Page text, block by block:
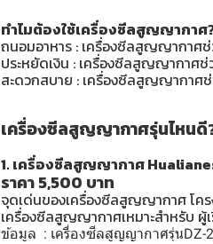
ทำไมต้องใช้เครื่องซีลสูญญากาศ
ถนอมอาหาร : เครื่องซีลสูญญากาศช่
ประหยัดเงิน : เครื่องซีลสูญญากาศช่
สะดวกสบาย : เครื่องซีลสูญญากาศช่
เครื่องซีลสูญญากาศรุ่นไหนดี
1. เครื่องซีลสูญญากาศ
ราคา 5,500 บาท
จุดเด่นของเครื่องซีลสูญญากาศ โคร
เครื่องซีลสูญญากาศเหมาะสำหรับ ผู้
ข้อมูล : เครื่องซีลสูญญากาศรุ่นDZ-